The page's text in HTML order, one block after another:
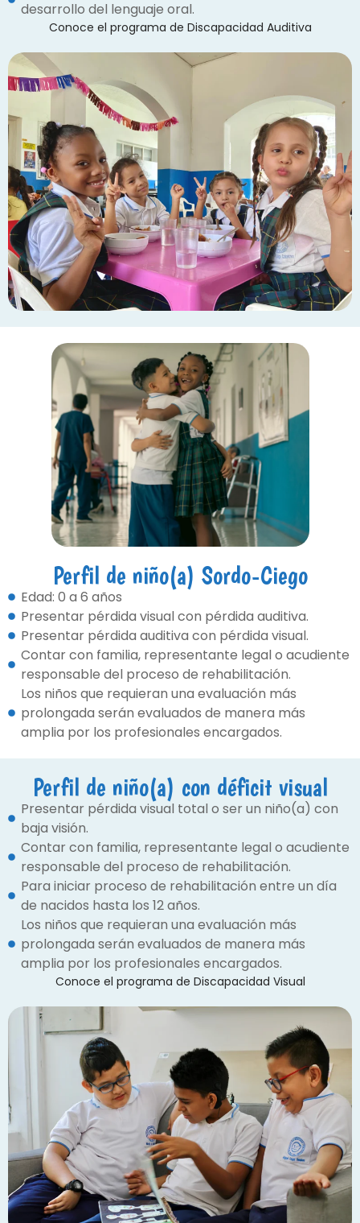
desarrollo del lenguaje oral.
Conoce el programa de Discapacidad Auditiva
Perfil de niño(a) Sordo-Ciego
Edad: 0 a 6 años
Presentar pérdida visual con pérdida auditiva.
Presentar pérdida auditiva con pérdida visual.
Contar con familia, representante legal o acudiente
responsable del proceso de rehabilitación.
Los niños que requieran una evaluación más
prolongada serán evaluados de manera más
amplia por los profesionales encargados.
Perfil de niño(a) con déficit visual
Presentar pérdida visual total o ser un niño(a) con
baja visión.
Contar con familia, representante legal o acudiente
responsable del proceso de rehabilitación.
Para iniciar proceso de rehabilitación entre un día
de nacidos hasta los 12 años.
Los niños que requieran una evaluación más
prolongada serán evaluados de manera más
amplia por los profesionales encargados.
Conoce el programa de Discapacidad Visual